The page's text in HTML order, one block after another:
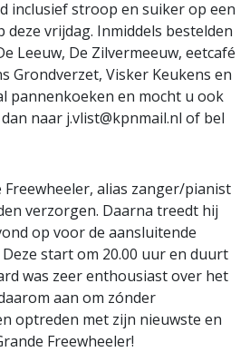
inclusief stroop en suiker op een
vrijdag. Inmiddels bestelden
Leeuw, De Zilvermeeuw, eetcafé
Grondverzet, Visker Keukens en
pannenkoeken en mocht u ook
naar j.vlist@kpnmail.nl of bel
Freewheeler, alias zanger/pianist
verzorgen. Daarna treedt hij
op voor de aansluitende
start om 20.00 uur en duurt
was zeer enthousiast over het
aan om zónder
optreden met zijn nieuwste en
Freewheeler!